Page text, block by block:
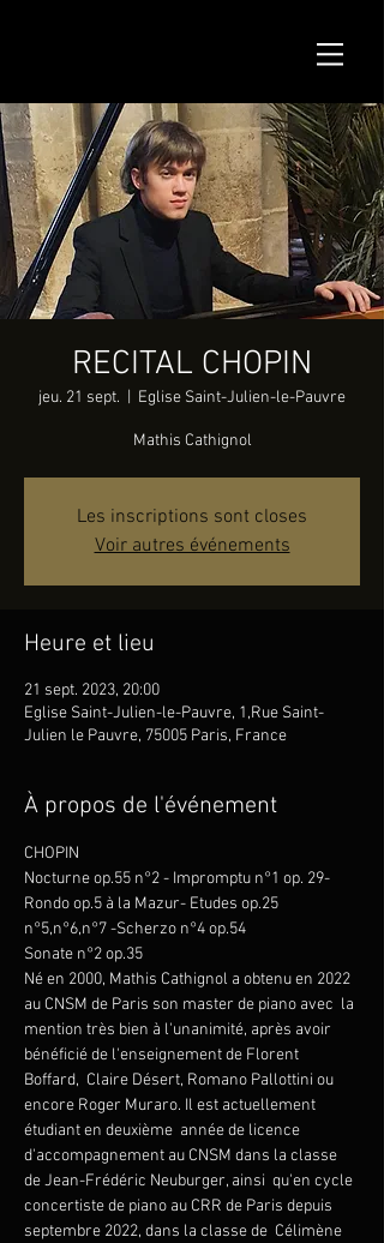
RECITAL CHOPIN
jeu. 21 sept. Eglise Saint-Julien-le-Pauvre
Mathis Cathignol
Les inscriptions sont closes
Voir autres événements
Heure et lieu
21 sept. 2023, 20:00
Eglise Saint-Julien-le-Pauvre, 1,Rue Saint-
Julien le Pauvre, 75005 Paris, France
À propos de l'événement
CHOPIN
Nocturne op.55 n°2 - Impromptu n°1 op. 29-
Rondo op.5 à la Mazur- Etudes op.25
n°5,n°6,n°7 -Scherzo n°4 op.54
Sonate n°2 op.35
Né en 2000, Mathis Cathignol a obtenu en 2022
au CNSM de Paris son master de piano avec  la
mention très bien à l'unanimité, après avoir
bénéficié de l'enseignement de Florent
Boffard,  Claire Désert, Romano Pallottini ou
encore Roger Muraro. Il est actuellement
étudiant en deuxième  année de licence
d'accompagnement au CNSM dans la classe
de Jean-Frédéric Neuburger, ainsi  qu'en cycle
concertiste de piano au CRR de Paris depuis
septembre 2022, dans la classe de  Célimène